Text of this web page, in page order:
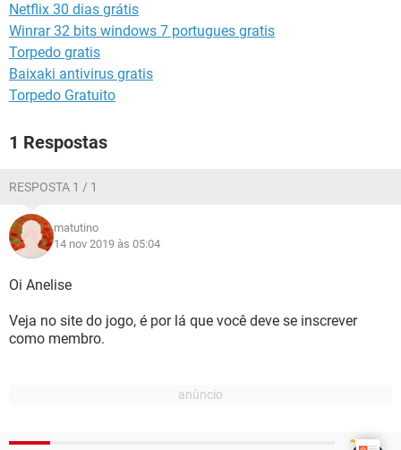
Netflix 30 dias grátis
Winrar 32 bits windows 7 portugues gratis
Torpedo gratis
Baixaki antivirus gratis
Torpedo Gratuito
1 Respostas
RESPOSTA 1 / 1
matutino
14 nov 2019 às 05:04
Oi Anelise
Veja no site do jogo, é por lá que você deve se inscrever
como membro.